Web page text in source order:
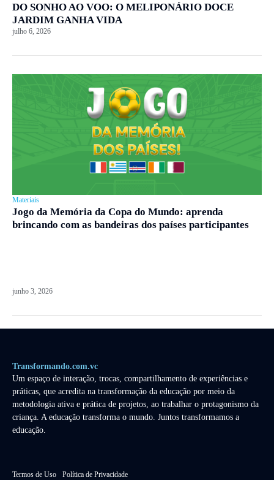
DO SONHO AO VOO: O MELIPONÁRIO DOCE
JARDIM GANHA VIDA
julho 6, 2026
Materiais
Jogo da Memória da Copa do Mundo: aprenda
brincando com as bandeiras dos países participantes
junho 3, 2026
Transformando.com.vc
Um espaço de interação, trocas, compartilhamento de experiências e
práticas, que acredita na transformação da educação por meio da
metodologia ativa e prática de projetos, ao trabalhar o protagonismo da
criança. A educação transforma o mundo. Juntos transformamos a
educação.
Termos de Uso Política de Privacidade